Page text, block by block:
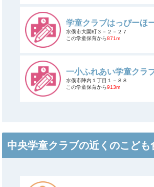
学童クラブはっぴーほ
水俣市大園町３－２－２７
この学童保育から871m
一小ふれあい学童クラ
水俣市陣内１丁目１－８８
この学童保育から913m
中央学童クラブの近くのこども